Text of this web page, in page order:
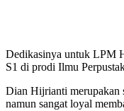
Dedikasinya untuk LPM
S1 di prodi Ilmu
Dian Hijrianti merupakan
namun sangat loyal